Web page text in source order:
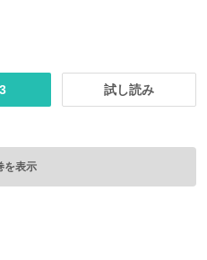
試し読み
を表示